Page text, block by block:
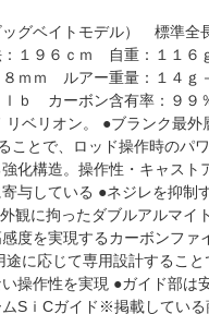
ッグベイトモデル） 標準
１９６ｃｍ 自重：１１６
ｍｍ ルアー重量：１４ｇ
ｌｂ カーボン含有率：９
リベリオン。 ●ブランク最外
ことで、ロッド操作時のパ
化構造。操作性・キャスト
与している ●ネジレを抑制
観に拘ったダブルアルマイ
度を実現するカーボンファ
途に応じて専用設計するこ
操作性を実現 ●ガイド部は
SｉCガイド※掲載してい